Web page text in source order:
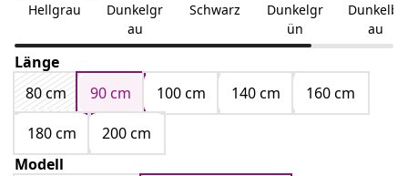
Hellgrau
Dunkelgr
au
Schwarz
Dunkelgr
ün
Dunkelbl
au
Länge
80 cm
90 cm 100 cm 140 cm
160 cm
180 cm
200 cm
Modell